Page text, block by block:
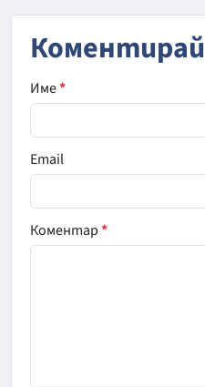
Коментирай
Име*
Email
Коментар*